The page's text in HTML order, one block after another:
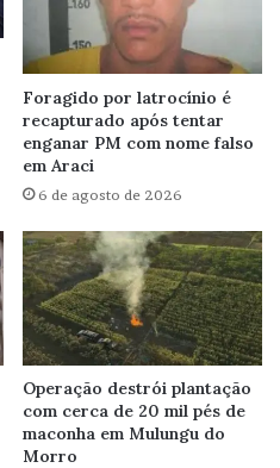
Foragido por latrocínio é
recapturado após tentar
enganar PM com nome falso
em Araci
6 de agosto de 2026
Operação destrói plantação
com cerca de 20 mil pés de
maconha em Mulungu do
Morro